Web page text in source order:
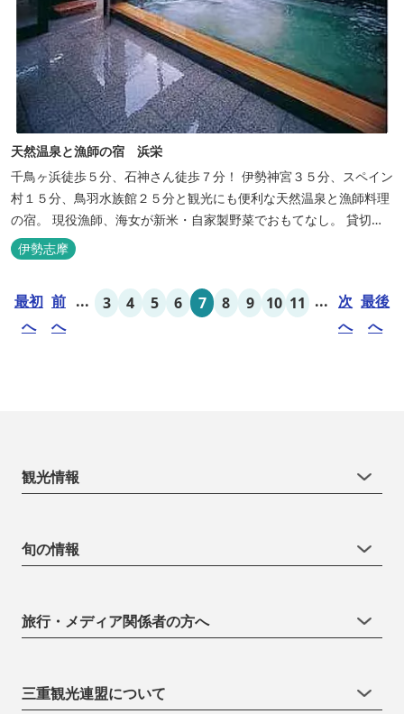
天然温泉と漁師の宿 浜栄
千鳥ヶ浜徒歩５分、石神さん徒歩７分！ 伊勢神宮３５分、スペイン
村１５分、鳥羽水族館２５分と観光にも便利な天然温泉と漁師料理
の宿。 現役漁師、海女が新米・自家製野菜でおもてなし。 貸切露
天風呂は４０分無料。
伊勢志摩
最初
へ
前
へ
... 3 4 5 6 7 8 9 10 11 ... 次
へ
最後
へ
観光情報
旬の情報
旅行・メディア関係者の方へ
三重観光連盟について